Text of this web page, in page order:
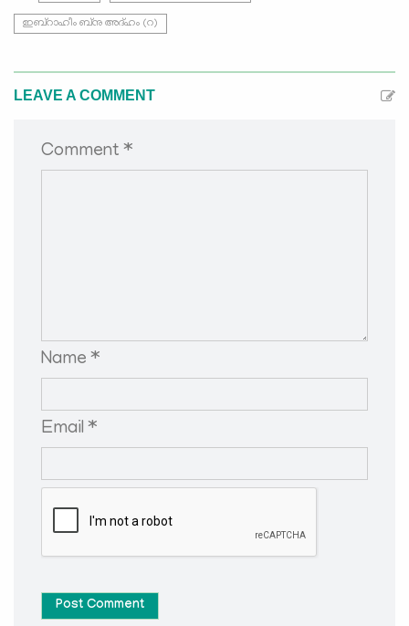
ഇബ്റാഹീം ബ്നു അദ്ഹം (റ)
LEAVE A COMMENT
Comment *
Name *
Email *
Post Comment